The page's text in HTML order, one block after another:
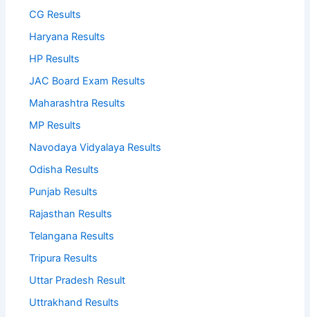
CG Results
Haryana Results
HP Results
JAC Board Exam Results
Maharashtra Results
MP Results
Navodaya Vidyalaya Results
Odisha Results
Punjab Results
Rajasthan Results
Telangana Results
Tripura Results
Uttar Pradesh Result
Uttrakhand Results